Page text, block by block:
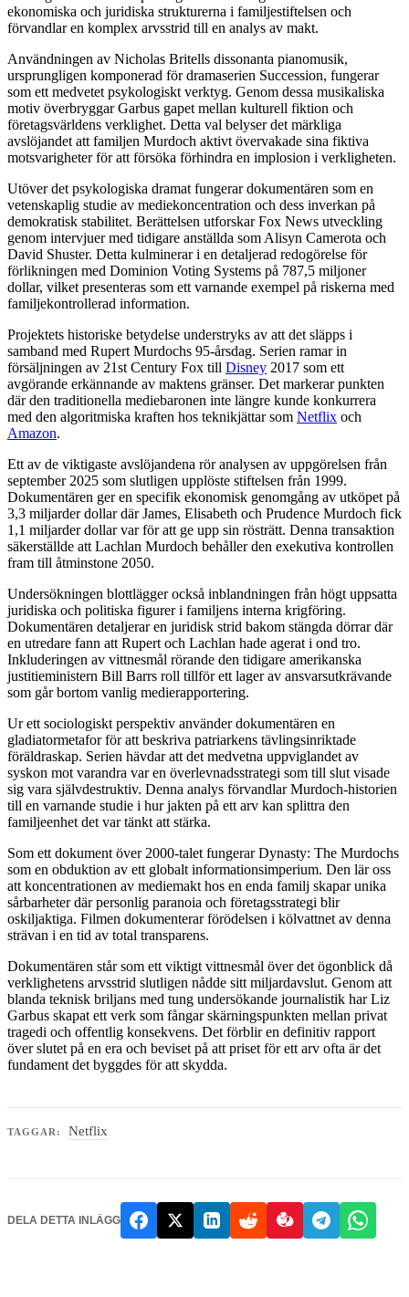
ekonomiska och juridiska strukturerna i familjestiftelsen och
förvandlar en komplex arvsstrid till en analys av makt.
Användningen av Nicholas Britells dissonanta pianomusik,
ursprungligen komponerad för dramaserien Succession, fungerar
som ett medvetet psykologiskt verktyg. Genom dessa musikaliska
motiv överbryggar Garbus gapet mellan kulturell fiktion och
företagsvärldens verklighet. Detta val belyser det märkliga
avslöjandet att familjen Murdoch aktivt övervakade sina fiktiva
motsvarigheter för att försöka förhindra en implosion i verkligheten.
Utöver det psykologiska dramat fungerar dokumentären som en
vetenskaplig studie av mediekoncentration och dess inverkan på
demokratisk stabilitet. Berättelsen utforskar Fox News utveckling
genom intervjuer med tidigare anställda som Alisyn Camerota och
David Shuster. Detta kulminerar i en detaljerad redogörelse för
förlikningen med Dominion Voting Systems på 787,5 miljoner
dollar, vilket presenteras som ett varnande exempel på riskerna med
familjekontrollerad information.
Projektets historiske betydelse understryks av att det släpps i
samband med Rupert Murdochs 95-årsdag. Serien ramar in
försäljningen av 21st Century Fox till Disney 2017 som ett
avgörande erkännande av maktens gränser. Det markerar punkten
där den traditionella mediebaronen inte längre kunde konkurrera
med den algoritmiska kraften hos teknikjättar som Netflix och
Amazon.
Ett av de viktigaste avslöjandena rör analysen av uppgörelsen från
september 2025 som slutligen upplöste stiftelsen från 1999.
Dokumentären ger en specifik ekonomisk genomgång av utköpet på
3,3 miljarder dollar där James, Elisabeth och Prudence Murdoch fick
1,1 miljarder dollar var för att ge upp sin rösträtt. Denna transaktion
säkerställde att Lachlan Murdoch behåller den exekutiva kontrollen
fram till åtminstone 2050.
Undersökningen blottlägger också inblandningen från högt uppsatta
juridiska och politiska figurer i familjens interna krigföring.
Dokumentären detaljerar en juridisk strid bakom stängda dörrar där
en utredare fann att Rupert och Lachlan hade agerat i ond tro.
Inkluderingen av vittnesmål rörande den tidigare amerikanska
justitieministern Bill Barrs roll tillför ett lager av ansvarsutkrävande
som går bortom vanlig medierapportering.
Ur ett sociologiskt perspektiv använder dokumentären en
gladiatormetafor för att beskriva patriarkens tävlingsinriktade
föräldraskap. Serien hävdar att det medvetna uppviglandet av
syskon mot varandra var en överlevnadsstrategi som till slut visade
sig vara självdestruktiv. Denna analys förvandlar Murdoch-historien
till en varnande studie i hur jakten på ett arv kan splittra den
familjeenhet det var tänkt att stärka.
Som ett dokument över 2000-talet fungerar Dynasty: The Murdochs
som en obduktion av ett globalt informationsimperium. Den lär oss
att koncentrationen av mediemakt hos en enda familj skapar unika
sårbarheter där personlig paranoia och företagsstrategi blir
oskiljaktiga. Filmen dokumenterar förödelsen i kölvattnet av denna
strävan i en tid av total transparens.
Dokumentären står som ett viktigt vittnesmål över det ögonblick då
verklighetens arvsstrid slutligen nådde sitt miljardavslut. Genom att
blanda teknisk briljans med tung undersökande journalistik har Liz
Garbus skapat ett verk som fångar skärningspunkten mellan privat
tragedi och offentlig konsekvens. Det förblir en definitiv rapport
över slutet på en era och beviset på att priset för ett arv ofta är det
fundament det byggdes för att skydda.
TAGGAR: Netflix
DELA DETTA INLÄGG